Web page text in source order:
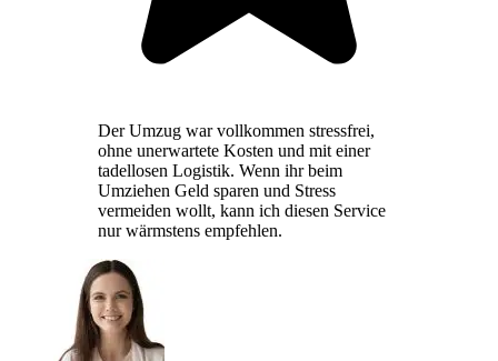
Der Umzug war vollkommen stressfrei,
ohne unerwartete Kosten und mit einer
tadellosen Logistik. Wenn ihr beim
Umziehen Geld sparen und Stress
vermeiden wollt, kann ich diesen Service
nur wärmstens empfehlen.